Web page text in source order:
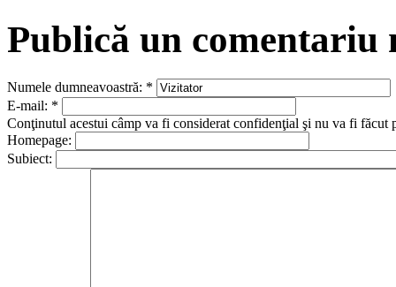
Publică un comentariu
Numele dumneavoastră: *
E-mail: *
Conţinutul acestui câmp va fi considerat confidenţial şi nu va fi făcut
Homepage:
Subiect: